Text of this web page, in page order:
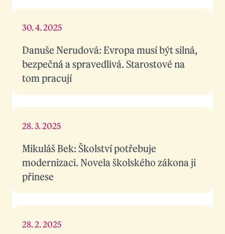
Danuše Nerudová: Evropa musí být silná,
bezpečná a spravedlivá. Starostové na
tom pracují
30. 4. 2025
Mikuláš Bek: Školství potřebuje
modernizaci. Novela školského zákona ji
přinese
28. 3. 2025
28. 2. 2025